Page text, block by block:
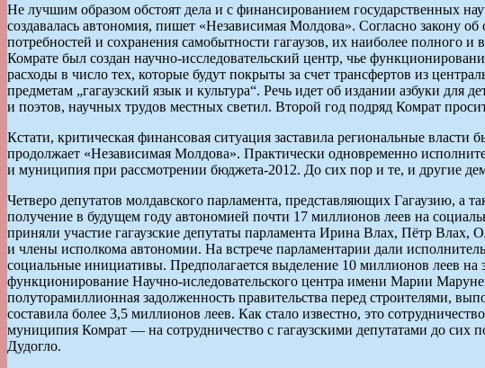
Не лучшим образом обстоят дела и с финансированием государственных
создавалась автономия, пишет «Независимая Молдова». Согласно закону
потребностей и сохранения самобытности гагаузов, их наиболее полного
Комрате был создан научно-исследовательский центр, чье
расходы в число тех, которые будут покрыты за счет трансфертов из
предметам „гагаузский язык и культура“. Речь идет об издании азбуки для
и поэтов, научных трудов местных светил. Второй год подряд Комрат
Кстати, критическая финансовая ситуация заставила региональные
продолжает «Независимая Молдова». Практически одновременно
и муниципия при рассмотрении бюджета-2012. До сих пор и те, и другие
Четверо депутатов молдавского парламента, представляющих Гагаузию, а
получение в будущем году автономией почти 17 миллионов леев на
приняли участие гагаузские депутаты парламента Ирина Влах, Пётр
и члены исполкома автономии. На встрече парламентарии дали
социальные инициативы. Предполагается выделение 10 миллионов леев
функционирование Научно-иследовательского центра имени Марии
полуторамиллионная задолженность правительства перед строителями,
составила более 3,5 миллионов леев. Как стало известно, это
муниципия Комрат — на сотрудничество с гагаузскими депутатами до сих
Дудогло.